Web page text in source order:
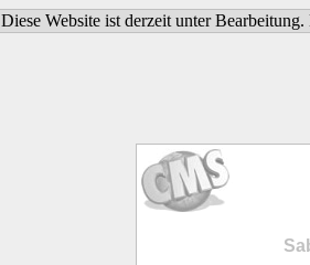
Diese Website ist derzeit unter